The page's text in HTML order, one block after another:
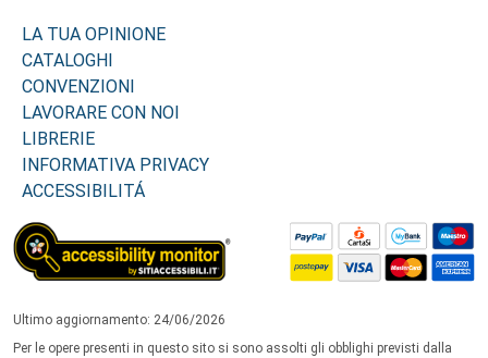
LA TUA OPINIONE
CATALOGHI
CONVENZIONI
LAVORARE CON NOI
LIBRERIE
INFORMATIVA PRIVACY
ACCESSIBILITÁ
Ultimo aggiornamento: 24/06/2026
Per le opere presenti in questo sito si sono assolti gli obblighi previsti dalla